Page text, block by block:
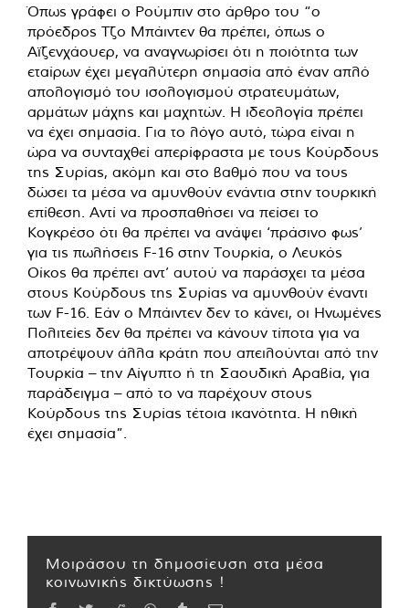
Όπως γράφει ο Ρούμπιν στο άρθρο του “ο
πρόεδρος Τζο Μπάιντεν θα πρέπει, όπως ο
Αϊζενχάουερ, να αναγνωρίσει ότι η ποιότητα των
εταίρων έχει μεγαλύτερη σημασία από έναν απλό
απολογισμό του ισολογισμού στρατευμάτων,
αρμάτων μάχης και μαχητών. Η ιδεολογία πρέπει
να έχει σημασία. Για το λόγο αυτό, τώρα είναι η
ώρα να συνταχθεί απερίφραστα με τους Κούρδους
της Συρίας, ακόμη και στο βαθμό που να τους
δώσει τα μέσα να αμυνθούν ενάντια στην τουρκική
επίθεση. Αντί να προσπαθήσει να πείσει το
Κογκρέσο ότι θα πρέπει να ανάψει ‘πράσινο φως’
για τις πωλήσεις F-16 στην Τουρκία, ο Λευκός
Οίκος θα πρέπει αντ’ αυτού να παράσχει τα μέσα
στους Κούρδους της Συρίας να αμυνθούν έναντι
των F-16. Εάν ο Μπάιντεν δεν το κάνει, οι Ηνωμένες
Πολιτείες δεν θα πρέπει να κάνουν τίποτα για να
αποτρέψουν άλλα κράτη που απειλούνται από την
Τουρκία – την Αίγυπτο ή τη Σαουδική Αραβία, για
παράδειγμα – από το να παρέχουν στους
Κούρδους της Συρίας τέτοια ικανότητα. Η ηθική
έχει σημασία”.
Μοιράσου τη δημοσίευση στα μέσα
κοινωνικής δικτύωσης !